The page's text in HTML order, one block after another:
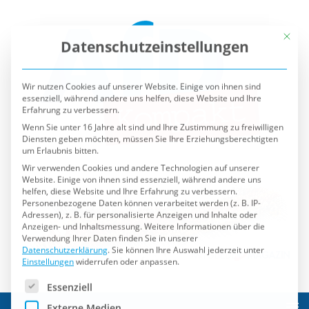
Wir nutzen Cookies auf unserer Website. Einige von ihnen sind
essenziell, während andere uns helfen, diese Website und Ihre
Erfahrung zu verbessern.
Wenn Sie unter 16 Jahre alt sind und Ihre Zustimmung zu freiwilligen
Diensten geben möchten, müssen Sie Ihre Erziehungsberechtigten
um Erlaubnis bitten.
Wir verwenden Cookies und andere Technologien auf unserer
Website. Einige von ihnen sind essenziell, während andere uns
helfen, diese Website und Ihre Erfahrung zu verbessern.
Personenbezogene Daten können verarbeitet werden (z. B. IP-
Adressen), z. B. für personalisierte Anzeigen und Inhalte oder
Anzeigen- und Inhaltsmessung.Weitere Informationen über die
Verwendung Ihrer Daten finden Sie in unserer
Datenschutzerklärung. Sie können Ihre Auswahl jederzeit unter
Einstellungenwiderrufen oder anpassen.
Es folgt eine Liste der Service-Gruppen, für die eine
Externe Medien